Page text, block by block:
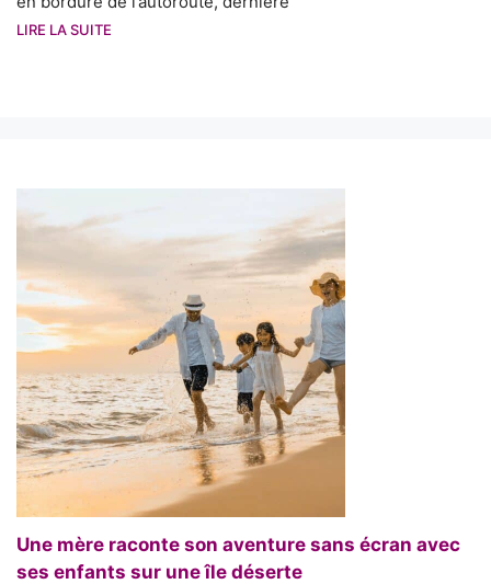
LIRE LA SUITE
Une mère raconte son aventure sans écran avec
ses enfants sur une île déserte